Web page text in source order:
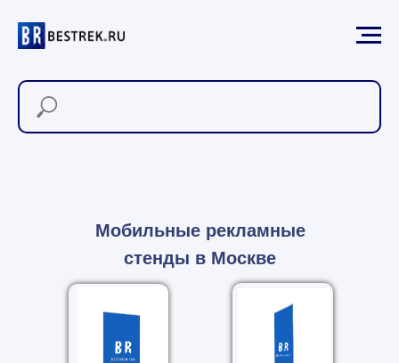
Мобильные рекламные
стенды в Москве